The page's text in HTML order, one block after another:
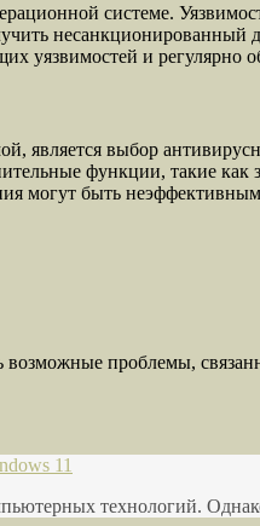
системе.
несанкционированный
и регулярно
является выбор
функции, такие
могут быть
проблемы,
11
технологий.